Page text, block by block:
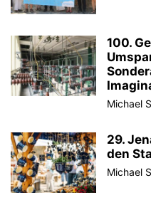
100.
Michael
29.
den
Michael